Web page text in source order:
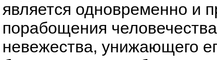
является одновременно и
порабощения
невежества, унижающего